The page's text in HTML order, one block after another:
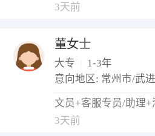
3天前
董女士
大专
1-3年
意向地区: 常州市/武
3天前